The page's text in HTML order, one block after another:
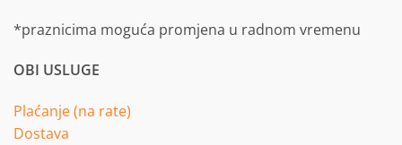
*praznicima moguća promjena u radnom vremenu
OBI USLUGE
Plaćanje (na rate)
Dostava